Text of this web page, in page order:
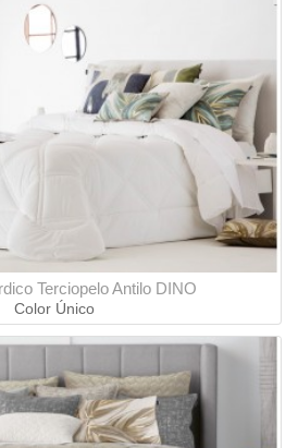
Terciopelo Antilo DINO
Color Único